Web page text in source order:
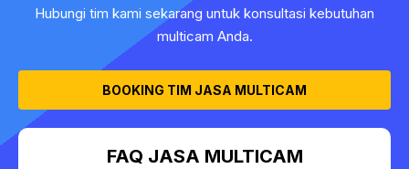
Hubungi tim kami sekarang untuk konsultasi kebutuhan
multicam Anda.
BOOKING TIM JASA MULTICAM
FAQ JASA MULTICAM